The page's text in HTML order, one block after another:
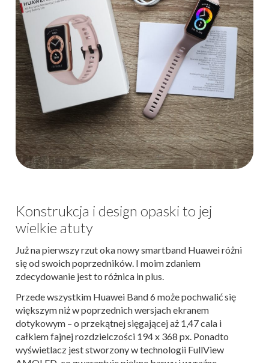
Konstrukcja i design opaski to jej
wielkie atuty
Już na pierwszy rzut oka nowy smartband Huawei różni
się od swoich poprzedników. I moim zdaniem
zdecydowanie jest to różnica in plus.
Przede wszystkim Huawei Band 6 może pochwalić się
większym niż w poprzednich wersjach ekranem
dotykowym – o przekątnej sięgającej aż 1,47 cala i
całkiem fajnej rozdzielczości 194 x 368 px. Ponadto
wyświetlacz jest stworzony w technologii FullView